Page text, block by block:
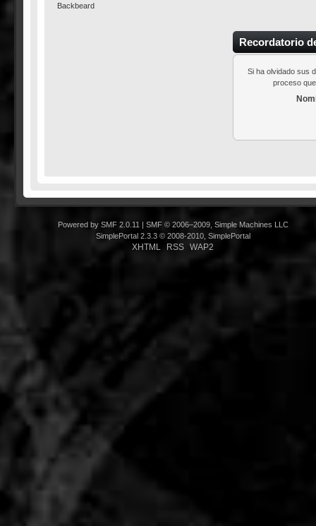
Backbeard
Recordatorio
Si ha olvidado sus
proceso
Powered by SMF 2.0.11
SMF © 2006–2009, Simple Machines LLC
SimplePortal 2.3.3 © 2008-2010, SimplePortal
XHTML RSS WAP2